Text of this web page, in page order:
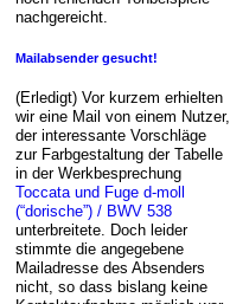
nachgereicht.
Mailabsender gesucht!
(Erledigt) Vor kurzem erhielten
wir eine Mail von einem Nutzer,
der interessante Vorschläge
zur Farbgestaltung der Tabelle
in der Werkbesprechung
Toccata und Fuge d-moll
(“dorische”) / BWV 538
unterbreitete. Doch leider
stimmte die angegebene
Mailadresse des Absenders
nicht, so dass bislang keine